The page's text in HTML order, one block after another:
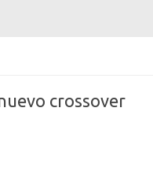
crossover